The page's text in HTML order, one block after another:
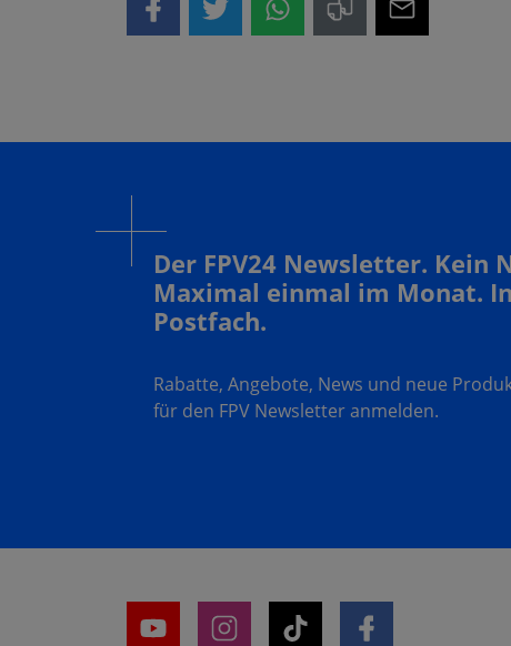
Der FPV24 Newsletter. Kein
Maximal einmal im Monat.
Postfach.
Rabatte, Angebote, News und neue
für den FPV Newsletter anmelden.